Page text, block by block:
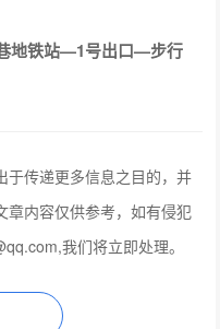
地铁站—1号出口—步行
于传递更多信息之目的，并
章内容仅供参考，如有侵犯
我们将立即处理。